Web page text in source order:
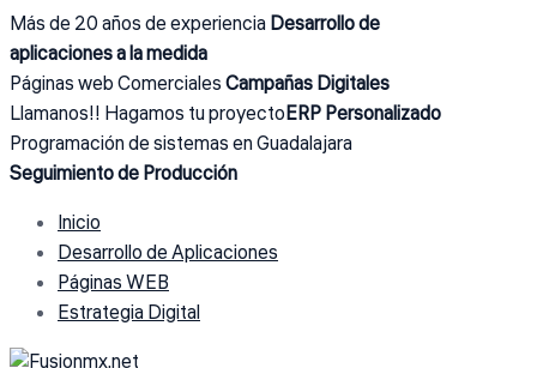
Más de 20 años de experiencia Desarrollo de
aplicaciones a la medida
Páginas web ComercialesCampañas Digitales
Llamanos!! Hagamos tu proyectoERP Personalizado
Programación de sistemas en Guadalajara
Seguimiento de Producción
Inicio
Desarrollo de Aplicaciones
Páginas WEB
Estrategia Digital